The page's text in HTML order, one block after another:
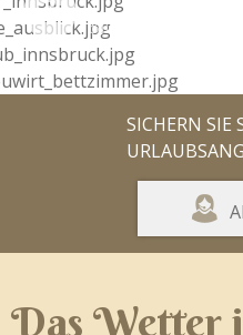
Bildergalerie
SICHERN SIE
Das Wetter